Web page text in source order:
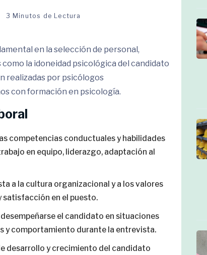
3 Minutos de Lectura
en la selección de personal,
la idoneidad psicológica del candidato
realizadas por psicólogos
con formación en psicología.
competencias conductuales y habilidades
en equipo, liderazgo, adaptación al
a la cultura organizacional y a los valores
satisfacción en el puesto.
el candidato en situaciones
y comportamiento durante la entrevista.
desarrollo y crecimiento del candidato